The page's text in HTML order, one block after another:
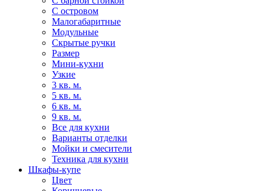
С островом
Малогабаритные
Модульные
Скрытые ручки
Размер
Мини-кухни
Узкие
3 кв. м.
5 кв. м.
6 кв. м.
9 кв. м.
Все для кухни
Варианты отделки
Мойки и смесители
Техника для кухни
Шкафы-купе
Цвет